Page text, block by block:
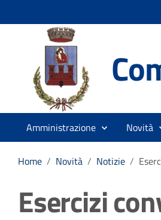
Amministrazione Novità
Home / Novità / Notizie /
Esercizi